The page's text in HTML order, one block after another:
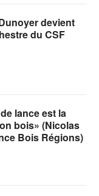
devient
du CSF
lance est la
bois» (Nicolas
Bois Régions)